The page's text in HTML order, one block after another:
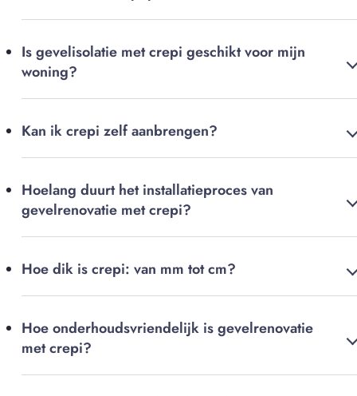
Is gevelisolatie met crepi geschikt voor mijn
woning?
Kan ik crepi zelf aanbrengen?
Hoelang duurt het installatieproces van
gevelrenovatie met crepi?
Hoe dik is crepi: van mm tot cm?
Hoe onderhoudsvriendelijk is gevelrenovatie
met crepi?